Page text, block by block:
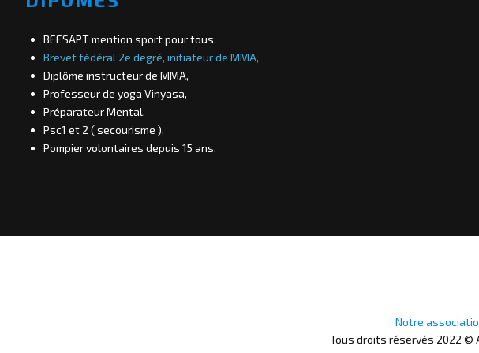
BEESAPT mention sport pour tous,
Brevet fédéral 2e degré, initiateur de MMA,
Diplôme instructeur de MMA,
Professeur de yoga Vinyasa,
Préparateur Mental,
Psc1 et 2 ( secourisme ),
Pompier volontaires depuis 15 ans.
o
Notre
Tous droits réservés 2022 ©